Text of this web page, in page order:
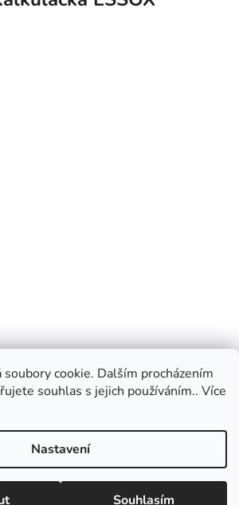
cookie. Dalším procházením
souhlas s jejich používáním.. Více
Nastavení
Souhlasím